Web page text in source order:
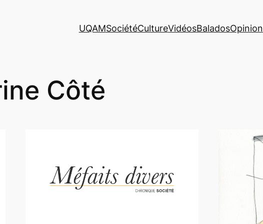
UQAMSociétéCultureVidéosBaladosOpinion
Côté